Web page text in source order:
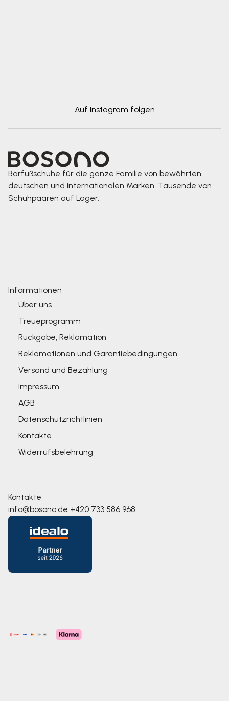
Auf Instagram folgen
Barfußschuhe für die ganze Familie von bewährten
deutschen und internationalen Marken. Tausende von
Schuhpaaren auf Lager.
Informationen
Über uns
Treueprogramm
Rückgabe, Reklamation
Reklamationen und Garantiebedingungen
Versand und Bezahlung
Impressum
AGB
Datenschutzrichtlinien
Kontakte
Widerrufsbelehrung
Kontakte
info@bosono.de +420 733 586 968